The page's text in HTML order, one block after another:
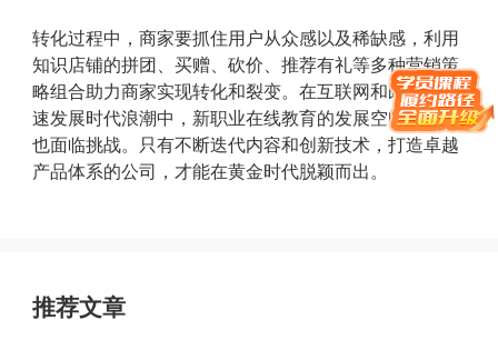
转化过程中，商家要抓住用户从众感以及稀缺感，利用
知识店铺的拼团、买赠、砍价、推荐有礼等多种营销策
略组合助力商家实现转化和裂变。在互联网和既经济快
速发展时代浪潮中，新职业在线教育的发展空间巨大但
也面临挑战。只有不断迭代内容和创新技术，打造卓越
产品体系的公司，才能在黄金时代脱颖而出。
推荐文章